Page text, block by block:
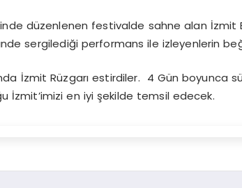
düzenlenen festivalde sahne alan
sergilediği performans ile izleyenlerin
İzmit Rüzgarı estirdiler. 4 Gün boyunca
İzmit’imizi en iyi şekilde temsil edecek.